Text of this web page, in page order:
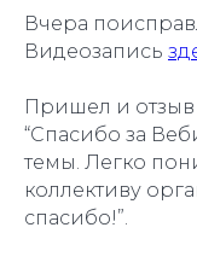
Вчера
Видеозапись
Пришел и отзыв
“Спасибо за
темы. Легко
коллективу
спасибо!”.